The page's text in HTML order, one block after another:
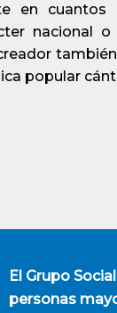
en
nacional
también
popular
El Grupo
personas